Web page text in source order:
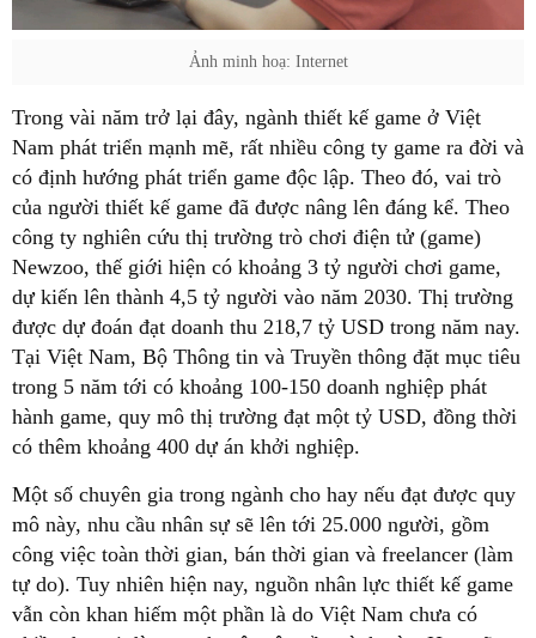
Ảnh minh hoạ: Internet
Trong vài năm trở lại đây, ngành thiết kế game ở Việt
Nam phát triển mạnh mẽ, rất nhiều công ty game ra đời và
có định hướng phát triển game độc lập. Theo đó, vai trò
của người thiết kế game đã được nâng lên đáng kể. Theo
công ty nghiên cứu thị trường trò chơi điện tử (game)
Newzoo, thế giới hiện có khoảng 3 tỷ người chơi game,
dự kiến lên thành 4,5 tỷ người vào năm 2030. Thị trường
được dự đoán đạt doanh thu 218,7 tỷ USD trong năm nay.
Tại Việt Nam, Bộ Thông tin và Truyền thông đặt mục tiêu
trong 5 năm tới có khoảng 100-150 doanh nghiệp phát
hành game, quy mô thị trường đạt một tỷ USD, đồng thời
có thêm khoảng 400 dự án khởi nghiệp.
Một số chuyên gia trong ngành cho hay nếu đạt được quy
mô này, nhu cầu nhân sự sẽ lên tới 25.000 người, gồm
công việc toàn thời gian, bán thời gian và freelancer (làm
tự do). Tuy nhiên hiện nay, nguồn nhân lực thiết kế game
vẫn còn khan hiếm một phần là do Việt Nam chưa có